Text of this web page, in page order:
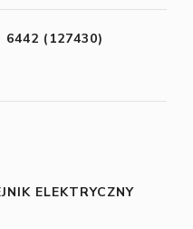
6442 (127430)
ELEKTRYCZNY